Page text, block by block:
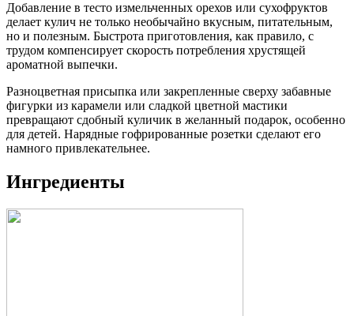
Добавление в тесто измельченных орехов или сухофруктов
делает кулич не только необычайно вкусным, питательным,
но и полезным. Быстрота приготовления, как правило, с
трудом компенсирует скорость потребления хрустящей
ароматной выпечки.
Разноцветная присыпка или закрепленные сверху забавные
фигурки из карамели или сладкой цветной мастики
превращают сдобный куличик в желанный подарок, особенно
для детей. Нарядные гофрированные розетки сделают его
намного привлекательнее.
Ингредиенты